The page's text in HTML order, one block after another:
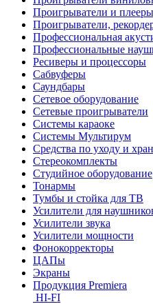
Проигрыватели и плееры
Проигрыватели,
Профессиональная
Профессиональные
Ресиверы и процессоры
Сабвуферы
Саундбары
Сетевое оборудование
Сетевые проигрыватели
Системы караоке
Системы Мультирум
Средства по уходу и
Стереокомплекты
Студийное оборудование
Тонармы
Тумбы и стойка для ТВ
Усилители для
Усилители звука
Усилители мощности
Фонокорректоры
ЦАПы
Экраны
Продукция Premiera
HI-FI